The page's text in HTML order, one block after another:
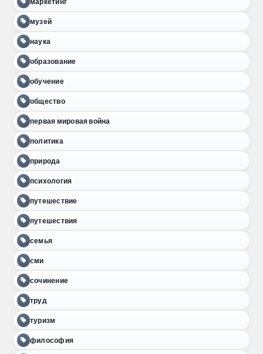
музей
наука
образование
обучение
общество
первая мировая война
политика
природа
психология
путешествие
путешествия
семья
сми
сочинение
труд
туризм
философия